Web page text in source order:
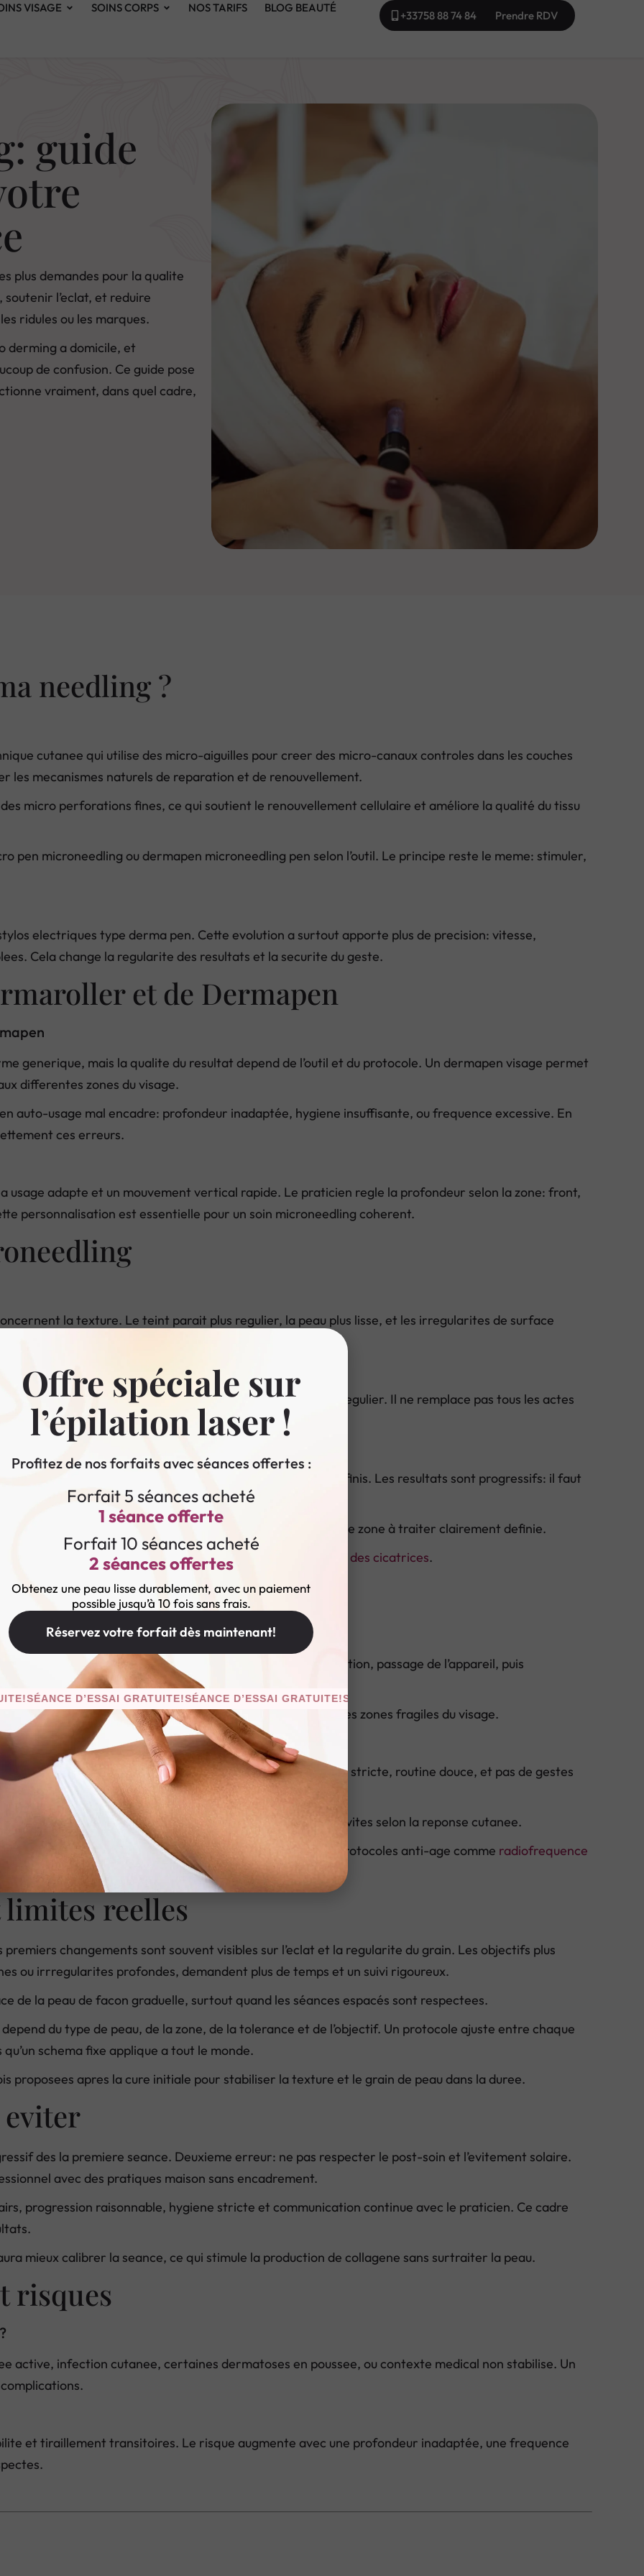
VISAGE SOINS CORPS NOS TARIFS BLOG BEAUTÉ
+33758 88 74 84 Prendre RDV
guide
plus demandes pour la qualite
l’eclat, et reduire
ridules ou les marques.
derming a domicile, et
de confusion. Ce guide pose
vraiment, dans quel cadre,
needling ?
cutanee qui utilise des micro-aiguilles pour creer des micro-canaux controles dans les couches
les mecanismes naturels de reparation et de renouvellement.
micro perforations fines, ce qui soutient le renouvellement cellulaire et améliore la qualité du tissu
pen microneedling ou dermapen microneedling pen selon l’outil. Le principe reste le meme: stimuler,
electriques type derma pen. Cette evolution a surtout apporte plus de precision: vitesse,
Cela change la regularite des resultats et la securite du geste.
et de Dermapen
generique, mais la qualite du resultat depend de l’outil et du protocole. Un dermapen visage permet
differentes zones du visage.
auto-usage mal encadre: profondeur inadaptée, hygiene insuffisante, ou frequence excessive. En
ces erreurs.
usage adapte et un mouvement vertical rapide. Le praticien regle la profondeur selon la zone: front,
personnalisation est essentielle pour un soin microneedling coherent.
la texture. Le teint parait plus regulier, la peau plus lisse, et les irregularites de surface
a adoucir l’aspect des ridules, surtout avec un protocole regulier. Il ne remplace pas tous les actes
globale.
peuvent etre cibles dans des protocoles bien definis. Les resultats sont progressifs: il faut
les seances.
d acné et d’autres problèmes de peau localises, sur une zone à traiter clairement definie.
pigmentation ,microneedling cicatrices traitement des cicatrices.
microneedling
quatre etapes: bilan de peau, nettoyage et desinfection, passage de l’appareil, puis
eclat, texture, cicatrices, ou ridules.
et la vitesse, notamment sur le contour des yeux ou les zones fragiles du visage.
actifs irritants les jours precedents. Apres: photoprotection stricte, routine douce, et pas de gestes
directement la recuperation.
moderees et transitoires, avec reprise rapide des activites selon la reponse cutanee.
etre envisages:
nettoyage de peau , ou protocoles anti-age comme radiofrequence
limites reelles
changements sont souvent visibles sur l’eclat et la regularite du grain. Les objectifs plus
ou irrregularites profondes, demandent plus de temps et un suivi rigoureux.
de la peau de facon graduelle, surtout quand les séances espacés sont respectees.
du type de peau, de la zone, de la tolerance et de l’objectif. Un protocole ajuste entre chaque
schema fixe applique a tout le monde.
proposees apres la cure initiale pour stabiliser la texture et le grain de peau dans la duree.
des la premiere seance. Deuxieme erreur: ne pas respecter le post-soin et l’evitement solaire.
avec des pratiques maison sans encadrement.
progression raisonnable, hygiene stricte et communication continue avec le praticien. Ce cadre
mieux calibrer la seance, ce qui stimule la production de collagene sans surtraiter la peau.
risques
active, infection cutanee, certaines dermatoses en poussee, ou contexte medical non stabilise. Un
et tiraillement transitoires. Le risque augmente avec une profondeur inadaptée, une frequence
Offre spéciale sur
l’épilation laser !
Profitez de nos forfaits avec séances offertes :
Forfait 5 séances acheté
1 séance offerte
Forfait 10 séances acheté
2 séances offertes
Obtenez une peau lisse durablement, avec un paiement
possible jusqu’à 10 fois sans frais.
Réservez votre forfait dès maintenant!
D’ESSAI GRATUITE!SÉANCE D’ESSAI GRATUITE!SÉANCE D’ESSAI GRATUITE!